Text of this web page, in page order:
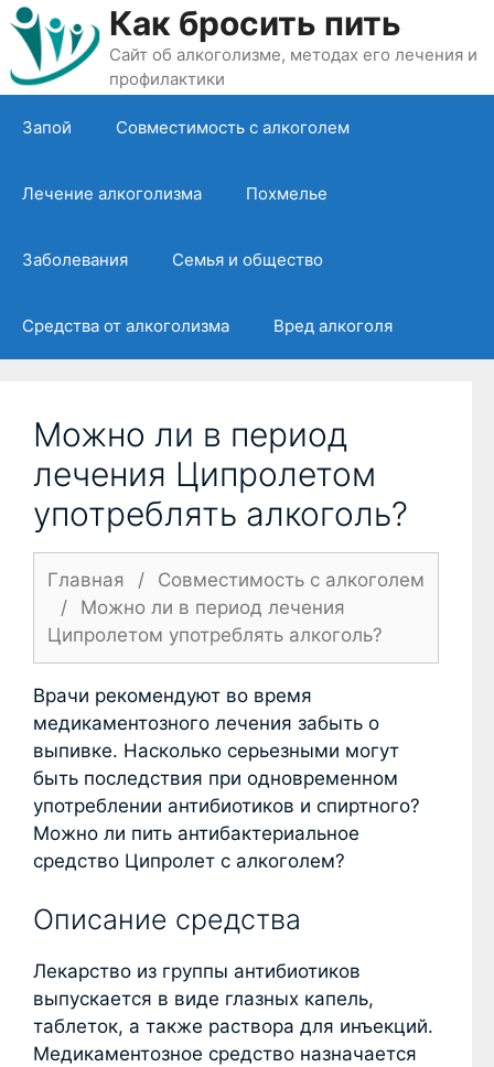
Перейти
содержимому
Как бросить пить
Сайт об алкоголизме, методах его лечения и
профилактики
Запой Совместимость с алкоголем
Лечение алкоголизма Похмелье
Заболевания Семья и общество
Средства от алкоголизма Вред алкоголя
Можно ли в период
лечения Ципролетом
употреблять алкоголь?
Главная /
Совместимость с алкоголем
/
Можно ли в период лечения
Ципролетом употреблять алкоголь?
Врачи рекомендуют во время
медикаментозного лечения забыть о
выпивке. Насколько серьезными могут
быть последствия при одновременном
употреблении антибиотиков и спиртного?
Можно ли пить антибактериальное
средство Ципролет с алкоголем?
Описание средства
Лекарство из группы антибиотиков
выпускается в виде глазных капель,
таблеток, а также раствора для инъекций.
Медикаментозное средство назначается